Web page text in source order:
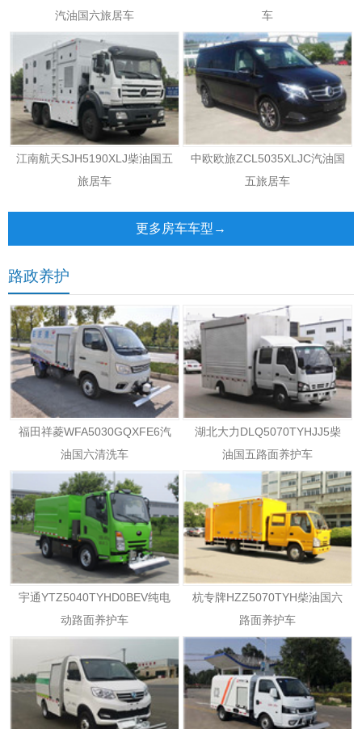
汽油国六旅居车
车
江南航天SJH5190XLJ柴油国五
旅居车
中欧欧旅ZCL5035XLJC汽油国
五旅居车
更多房车车型→
路政养护
福田祥菱WFA5030GQXFE6汽
油国六清洗车
湖北大力DLQ5070TYHJJ5柴
油国五路面养护车
宇通YTZ5040TYHD0BEV纯电
动路面养护车
杭专牌HZZ5070TYH柴油国六
路面养护车